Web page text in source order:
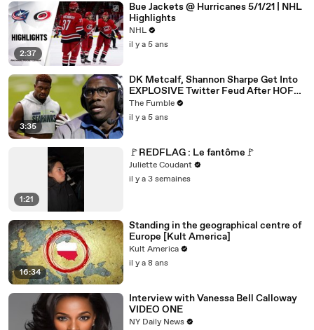
2:37
Bue Jackets @ Hurricanes 5/1/21 | NHL
Highlights
NHL
il y a 5 ans
3:35
DK Metcalf, Shannon Sharpe Get Into
EXPLOSIVE Twitter Feud After HOFer
Calls Out Seahawks WR
The Fumble
il y a 5 ans
1:21
🚩REDFLAG : Le fantôme🚩
Juliette Coudant
il y a 3 semaines
16:34
Standing in the geographical centre of
Europe [Kult America]
Kult America
il y a 8 ans
Interview with Vanessa Bell Calloway
VIDEO ONE
NY Daily News